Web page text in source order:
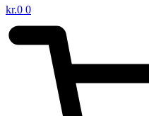
kr.0 0